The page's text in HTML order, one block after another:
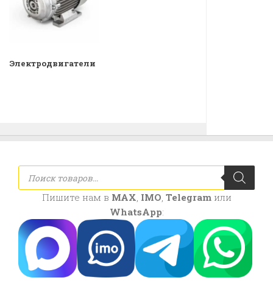
Электродвигатели
Поиск
товаров
Пишите нам в MAX, IMO, Telegramили
WhatsApp: